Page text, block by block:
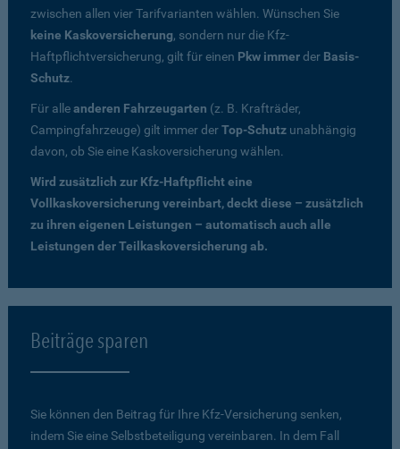
zwischen allen vier Tarifvarianten wählen. Wünschen Sie
keine Kaskoversicherung, sondern nur die Kfz-
Haftpflichtversicherung, gilt für einen Pkw immerder Basis-
Schutz.
Für alleanderen Fahrzeugarten (z. B. Krafträder,
Campingfahrzeuge) gilt immer derTop-Schutz unabhängig
davon, ob Sie eine Kaskoversicherung wählen.
Wird zusätzlich zur Kfz-Haftpflicht eine
Vollkaskoversicherung vereinbart, deckt diese – zusätzlich
zu ihren eigenen Leistungen – automatisch auch alle
Leistungen der Teilkaskoversicherung ab.
Beiträge sparen
Sie können den Beitrag für Ihre Kfz-Versicherung senken,
indem Sie eine Selbstbeteiligung vereinbaren. In dem Fall